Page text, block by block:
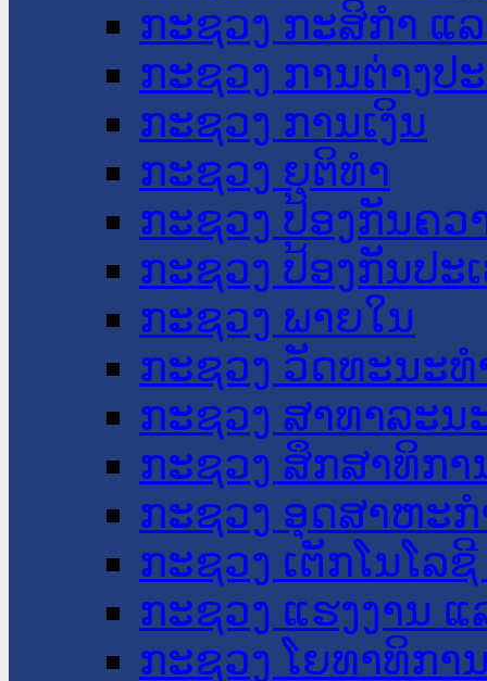
ກະຊວງ ກະສິກຳ ແ
ກະຊວງ ການຕ່າງປ
ກະຊວງ ການເງິນ
ກະຊວງ ຍຸຕິທໍາ
ກະຊວງ ປ້ອງກັນຄວ
ກະຊວງ ປ້ອງກັນປະ
ກະຊວງ ພາຍໃນ
ກະຊວງ ວັດທະນະ
ກະຊວງ ສາທາລະນ
ກະຊວງ ສຶກສາທິກາ
ກະຊວງ ອຸດສາຫະ
ກະຊວງ ເຕັກໂນໂລ
ກະຊວງ ແຮງງານ
ກະຊວງ ໂຍທາທິກາ